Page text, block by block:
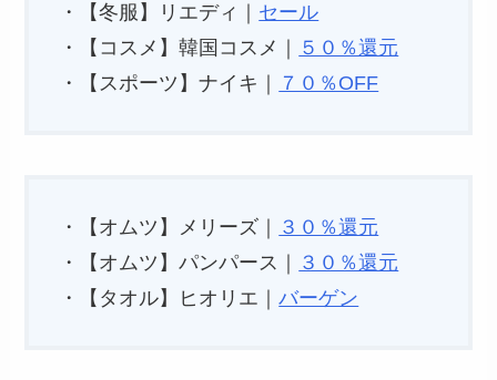
・【冬服】リエディ｜ セール
・【コスメ】韓国コスメ｜
５０％還元
・【スポーツ】ナイキ｜
７０％OFF
・【オムツ】メリーズ｜ ３０％還元
・【オムツ】パンパース｜ ３０％還元
・【タオル】ヒオリエ｜バーゲン